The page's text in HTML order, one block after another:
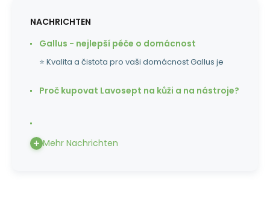
NACHRICHTEN
Gallus - nejlepší péče o domácnost
⭐ Kvalita a čistota pro vaši domácnost Gallus je
Proč kupovat Lavosept na kůži a na nástroje?
Mehr Nachrichten